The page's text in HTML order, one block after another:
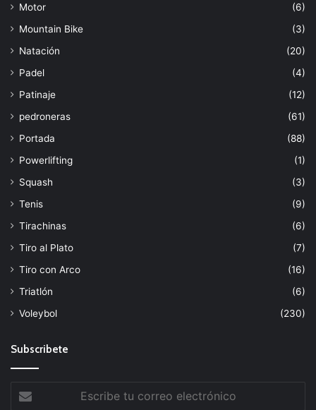
Motor
(6)
Mountain Bike
(3)
Natación
(20)
Padel
(4)
Patinaje
(12)
pedroneras
(61)
Portada
(88)
Powerlifting
(1)
Squash
(3)
Tenis
(9)
Tirachinas
(6)
Tiro al Plato
(7)
Tiro con Arco
(16)
Triatlón
(6)
Voleybol
(230)
Subscribete
tu